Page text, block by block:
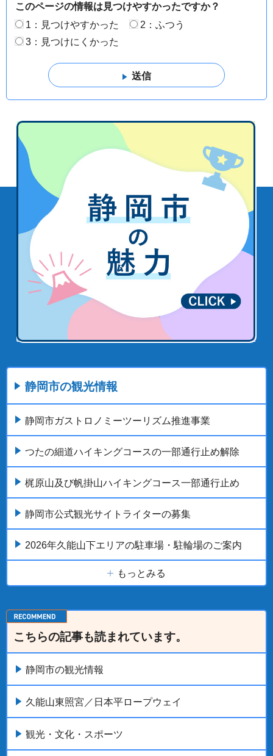
このページの情報は見つけやすかったですか？
1：見つけやすかった
2：ふつう
3：見つけにくかった
静岡市の観光情報
静岡市ガストロノミーツーリズム推進事業
つたの細道ハイキングコースの一部通行止め解除
梶原山及び帆掛山ハイキングコース一部通行止め
静岡市公式観光サイトライターの募集
2026年久能山下エリアの駐車場・駐輪場のご案内
もっとみる
こちらの記事も読まれています。
静岡市の観光情報
久能山東照宮／日本平ロープウェイ
観光・文化・スポーツ